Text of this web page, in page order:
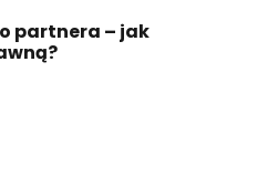
partnera – jak